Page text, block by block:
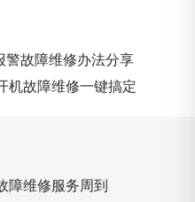
故障维修办法分享
机故障维修一键搞定
障维修服务周到